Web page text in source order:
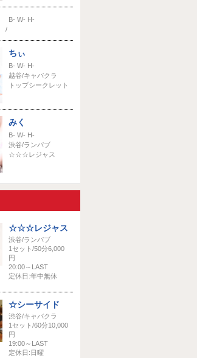
B- W- H-
/
ちぃ
B- W- H-
越谷/キャバクラ
トップシークレット
みく
B- W- H-
渋谷/ランパブ
☆☆☆レジャス
☆☆☆レジャス
渋谷/ランパブ
1セット/50分6,000
円
20:00～LAST
定休日:年中無休
☆シーサイド
渋谷/キャバクラ
1セット/60分10,000
円
19:00～LAST
定休日:日曜